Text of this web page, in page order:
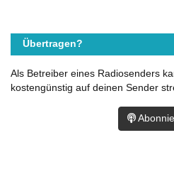
Übertragen?
Als Betreiber eines Radiosenders
kostengünstig auf deinen Sender